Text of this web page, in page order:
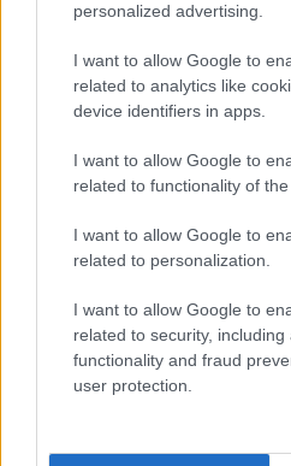
personalized advertising.
I want to allow Google to
related to analytics like
device identifiers in apps.
I want to allow Google to
related to functionality of
I want to allow Google to
related to personalization.
I want to allow Google to
related to security, including
functionality and fraud
user protection.
Τα πρώτα μας
περνάτε τις πιο